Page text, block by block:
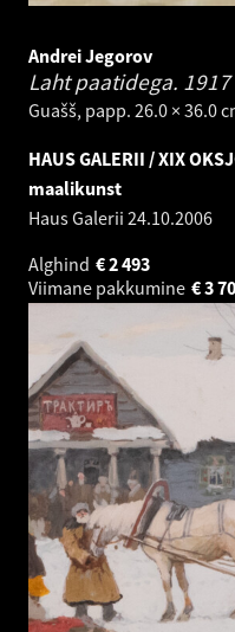
Andrei Jegorov
Laht paatidega. 1917
Guašš, papp. 26.0 × 36.0
HAUS GALERII / XIX
maalikunst
Haus Galerii 24.10.2006
Alghind
2 493
€
Viimane pakkumine
3
€